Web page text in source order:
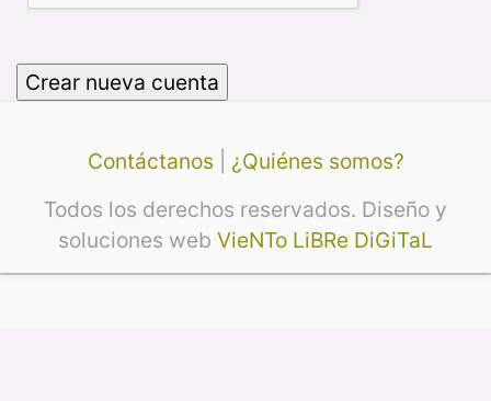
Contáctanos
¿Quiénes somos?
Todos los derechos reservados. Diseño y
soluciones web VieNTo LiBRe DiGiTaL